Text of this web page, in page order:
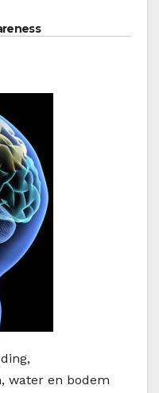
water en bodem